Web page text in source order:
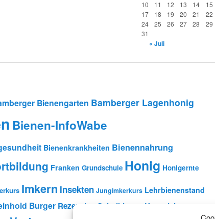
10
11 12 13 14 15
17
18 19 20 21 22
24
25 26 27 28 29
31
« Juli
Bienengarten Bamberger Lagenhonig
Bienen-InfoWabe
Bienenkrankheiten Bienennahrung
Franken Grundschule Honig Honigernte
Imkern Insekten Jungimkerkurs Lehrbienenstand
Burger Rezension Schulbienen-Unterricht